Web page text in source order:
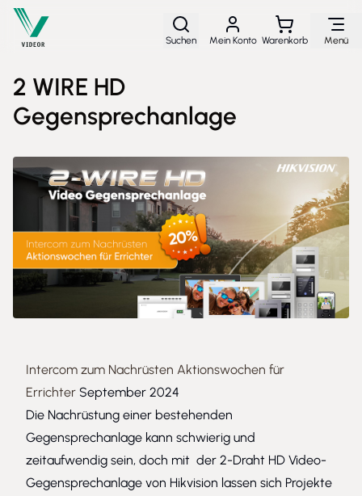
Direkt zum Inhalt
Suchen Mein Konto Warenkorb Menü
2 WIRE HD
Gegensprechanlage
Intercom zum Nachrüsten Aktionswochen für
Errichter September 2024
Die Nachrüstung einer bestehenden
Gegensprechanlage kann schwierig und
zeitaufwendig sein, doch mit der 2-Draht HD Video-
Gegensprechanlage von Hikvision lassen sich Projekte